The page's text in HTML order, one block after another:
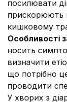
посилювати
прискорюють
кишковому
Особливості
носить
визначити
що потрібно
проводити
У хворих з